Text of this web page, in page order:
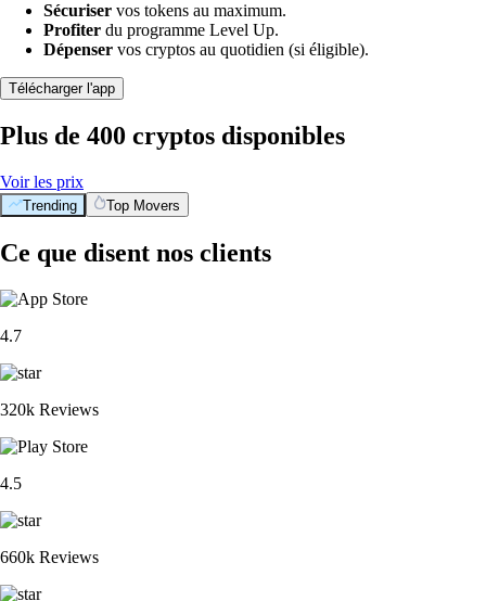
Sécuriser vos tokens au maximum.
Profiter du programme Level Up.
Dépenser vos cryptos au quotidien (si éligible).
Télécharger l'app
Plus de 400 cryptos disponibles
Voir les prix
Trending Top Movers
Ce que disent nos clients
4.7
320k Reviews
4.5
660k Reviews